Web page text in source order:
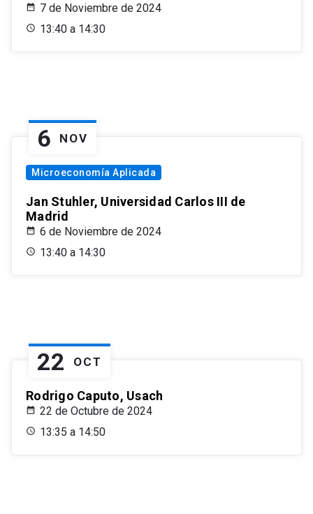
7 de Noviembre de 2024
13:40 a 14:30
6 NOV
Microeconomía Aplicada
Jan Stuhler, Universidad Carlos III de
Madrid
6 de Noviembre de 2024
13:40 a 14:30
22 OCT
Rodrigo Caputo, Usach
22 de Octubre de 2024
13:35 a 14:50